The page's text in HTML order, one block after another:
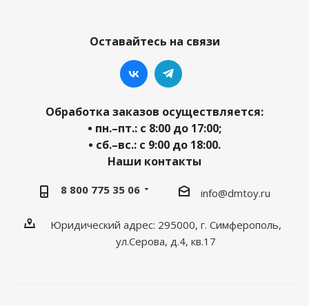
Оставайтесь на связи
Обработка заказов осуществляется:
• пн.–пт.: с 8:00 до 17:00;
• сб.–вс.: с 9:00 до 18:00.
Наши контакты
8 800 775 35 06 info@dmtoy.ru
Юридический адрес: 295000, г. Симферополь,
ул.Серова, д.4, кв.17